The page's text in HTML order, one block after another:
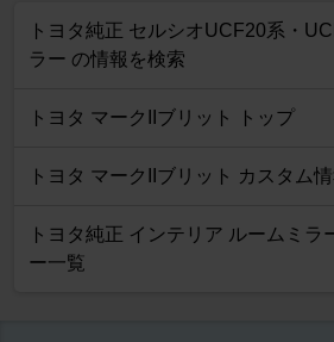
トヨタ純正 セルシオUCF20系・
ラー の情報を検索
トヨタ マークIIブリット トップ
トヨタ マークIIブリット カスタム
トヨタ純正 インテリア ルームミラ
ー一覧